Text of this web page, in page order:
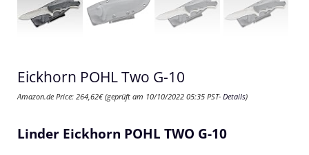
Eickhorn POHL Two G-10
Amazon.de Price: 264,62€(geprüft am 10/10/2022 05:35 PST- Details)
Linder Eickhorn POHL TWO G-10